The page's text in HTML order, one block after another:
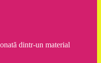
dintr-un material